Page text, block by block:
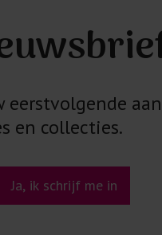
en collecties.
Ja, ik schrijf me in